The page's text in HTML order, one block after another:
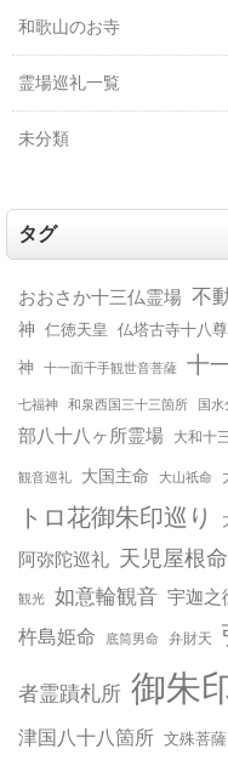
和歌山のお寺
霊場巡礼一覧
未分類
タグ
おおさか十三仏霊場 不
神 仁徳天皇 仏塔古寺十八尊
神 十一面千手観世音菩薩 十
七福神 和泉西国三十三箇所 国
部八十八ヶ所霊場
大和十
観音巡礼 大国主命 大山祇命
トロ花御朱印巡り
阿弥陀巡礼 天児屋根命
観光 如意輪観音 宇迦之
杵島姫命
底筒男命 弁財天
者霊蹟札所 御朱
津国八十八箇所 文殊菩薩